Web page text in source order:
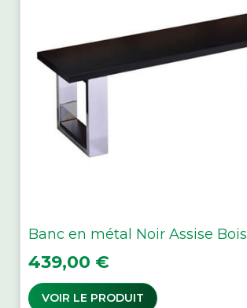
Banc en métal Noir Assise Bois
Prix
439,00 €
VOIR LE PRODUIT